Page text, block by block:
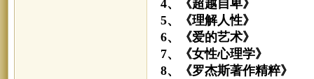
4、《超越自卑
5、《理解人性
6、《爱的艺术
7、《女性心理学
8、《罗杰斯著作精粹